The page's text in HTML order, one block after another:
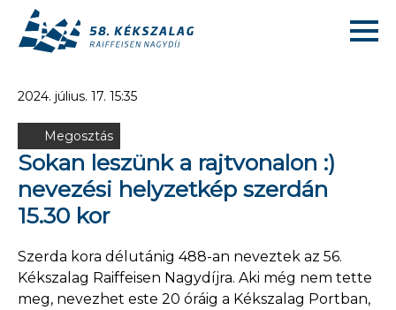
2024. július. 17. 15:35
Megosztás
Sokan leszünk a rajtvonalon :)
nevezési helyzetkép szerdán
15.30 kor
Szerda kora délutánig 488-an neveztek az 56.
Kékszalag Raiffeisen Nagydíjra. Aki még nem tette
meg, nevezhet este 20 óráig a Kékszalag Portban,